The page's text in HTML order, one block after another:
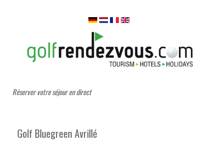
Réserver votre séjour en direct
Golf Bluegreen Avrillé